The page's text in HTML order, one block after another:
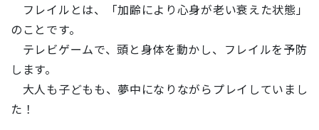
フレイルとは、「加齢により心身が老い衰えた状態」
のことです。
テレビゲームで、頭と身体を動かし、フレイルを予防
します。
大人も子どもも、夢中になりながらプレイしていまし
た！